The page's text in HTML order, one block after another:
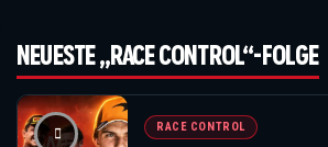
NEUESTE „RACE CONTROL“-FOLGE
RACE CONTROL